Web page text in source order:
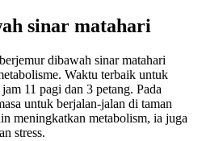
sinar matahari
dibawah sinar matahari
Waktu terbaik untuk
11 pagi dan 3 petang. Pada
untuk berjalan-jalan di taman
meningkatkan metabolism, ia juga
stress.